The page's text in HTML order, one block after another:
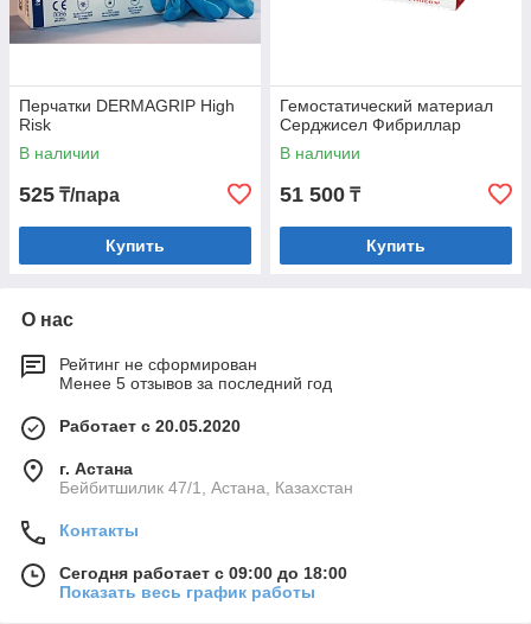
Перчатки DERMAGRIP High
Risk
В наличии
525 ₸/пара
Купить
Гемостатический материал
Серджисел Фибриллар
В наличии
51 500 ₸
Купить
О нас
Рейтинг не сформирован
Менее 5 отзывов за последний год
Работает с 20.05.2020
г. Астана
Бейбитшилик 47/1, Астана, Казахстан
Контакты
Сегодня работает с 09:00 до 18:00
Показать весь график работы